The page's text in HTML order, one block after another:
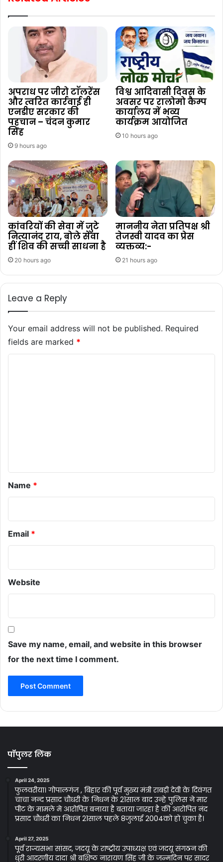
अपराध पर जीरो टाॅलरेंस
और त्वरित कार्रवाई ही
एनडीए सरकार की
पहचान – चंदन कुमार
सिंह
9 hours ago
विश्व आदिवासी दिवस के
अवसर पर रालोमो कैम्प
कार्यालय में भव्य
कार्यक्रम आयोजित
10 hours ago
कांवरियों की सेवा में जुटे
नित्यानंद राय, बोले सेवा
हीं शिव की सच्ची साधना है
20 hours ago
माननीय नेता प्रतिपक्ष श्री
तेजस्वी यादव का प्रेस
व्यक्तव्य:-
21 hours ago
Leave a Reply
Your email address will not be published. Required
fields are marked *
Name *
Email *
Website
Save my name, email, and website in this browser
for the next time I comment.
पॉपुलर लिंक
April 24, 2025
फुलवरीया। गोपालगंज , बिहार की पूर्व मुख्य मंत्री राबड़ी देवी के दिवंगत
चाचा नन्द प्रसाद चौधरी के निधन के 21साल बाद उन्हे पुलिस ने मार
पीट के मामले मे आरोपित बनाया है बताया जारहा है की आरोपित नंद
प्रसाद चौधरी का निधन 21साल पहले 8जुलाई 2004को हो चुका है।
April 27, 2025
पूर्व राज्यसभा सांसद, जदयू के राष्ट्रीय उपाध्यक्ष एवं जदयू संगठन की
धुरी आदरणीय दादा श्री बशिष्ठ नारायण सिंह जी के जन्मदिन पर सादर